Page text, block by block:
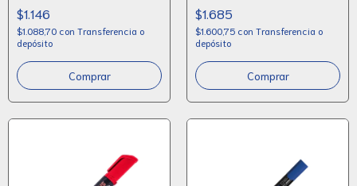
$1.146
$1.088,70 con Transferencia o
depósito
Comprar
$1.685
$1.600,75 con Transferencia o
depósito
Comprar